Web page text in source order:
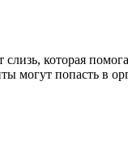
которая
могут попасть в